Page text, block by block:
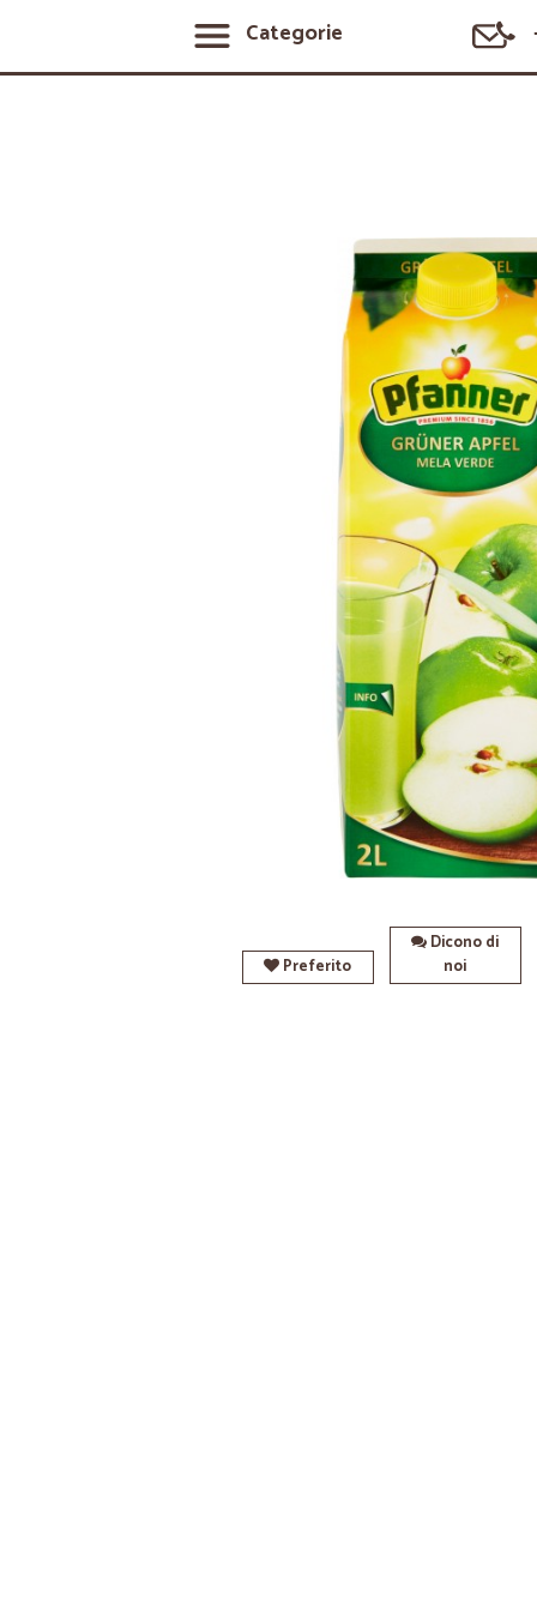
Categorie
Preferito
Dicono di
noi